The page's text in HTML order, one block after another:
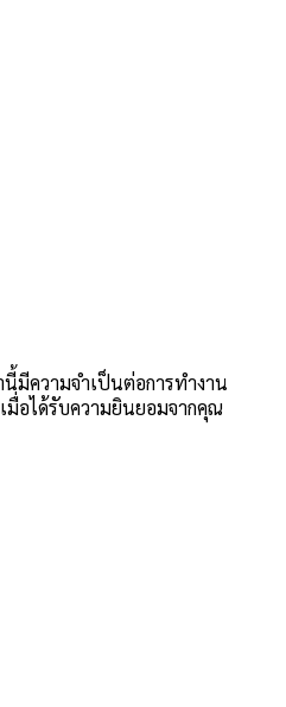
มีความจำเป็นต่อการทำงาน
มื่อได้รับความยินยอมจากคุณ